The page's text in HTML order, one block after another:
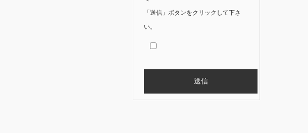
「送信」ボタンをクリックして下さ
い。